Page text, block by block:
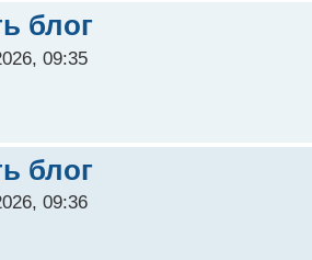
блог
09:35
блог
09:36